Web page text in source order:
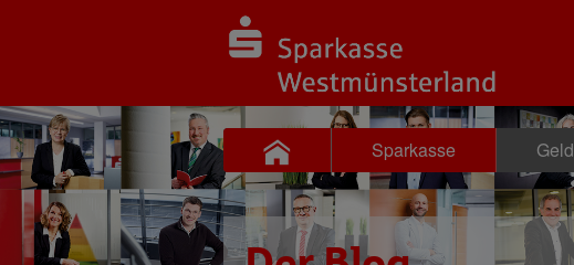
Sparkasse Geld